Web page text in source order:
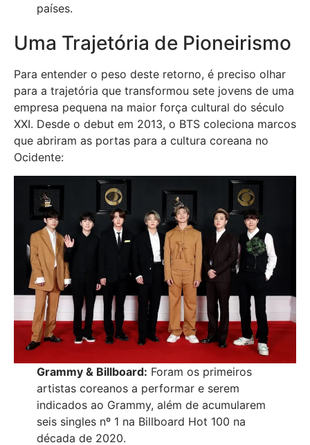
países.
Uma Trajetória de Pioneirismo
Para entender o peso deste retorno, é preciso olhar
para a trajetória que transformou sete jovens de uma
empresa pequena na maior força cultural do século
XXI. Desde o debut em 2013, o BTS coleciona marcos
que abriram as portas para a cultura coreana no
Ocidente:
Grammy & Billboard: Foram os primeiros
artistas coreanos a performar e serem
indicados ao Grammy, além de acumularem
seis singles nº 1 na Billboard Hot 100 na
década de 2020.